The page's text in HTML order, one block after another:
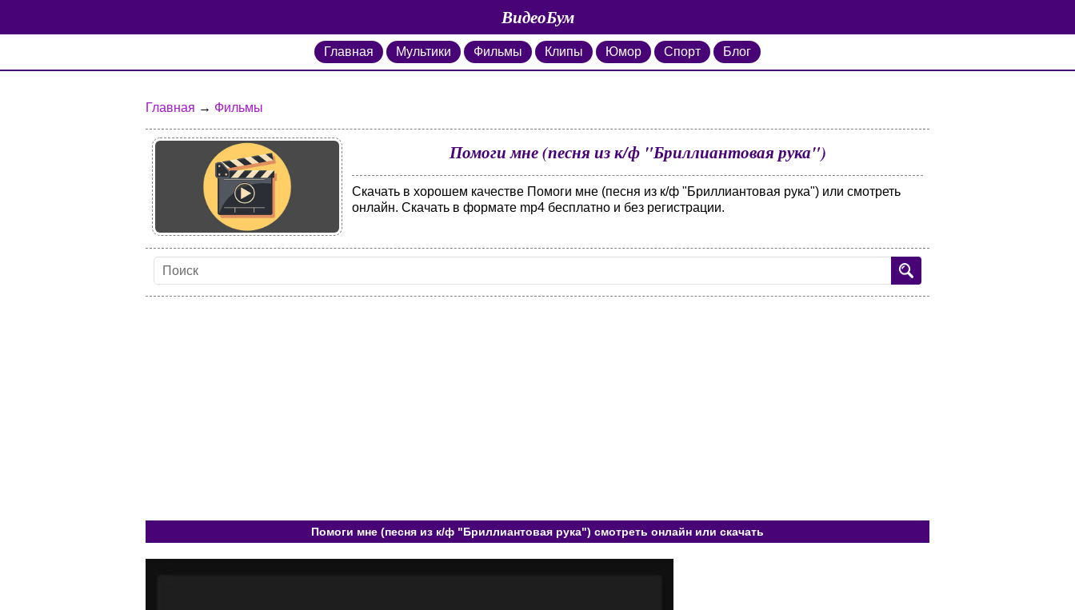
ВидеоБум
Главная Мультики Фильмы Клипы Юмор Спорт Блог
Главная → Фильмы
Помоги мне (песня из к/ф "Бриллиантовая рука")
Скачать в хорошем качестве Помоги мне (песня из к/ф "Бриллиантовая рука") или смотреть
онлайн. Скачать в формате mp4 бесплатно и без регистрации.
Помоги мне (песня из к/ф "Бриллиантовая рука") смотреть онлайн или скачать